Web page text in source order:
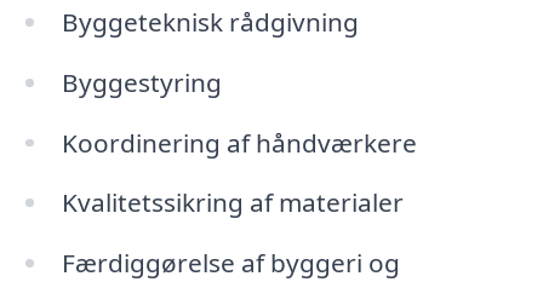
Byggeteknisk rådgivning
Byggestyring
Koordinering af håndværkere
Kvalitetssikring af materialer
Færdiggørelse af byggeri og